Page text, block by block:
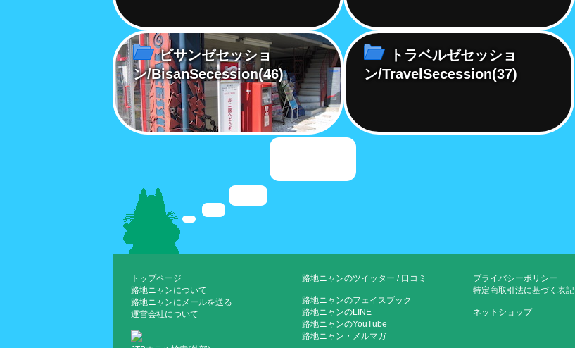
ビサンゼセッショ
ン/BisanSecession(46)
トラベルゼセッショ
ン/TravelSecession(37)
トップページ
路地ニャンについて
路地ニャンにメールを送る
運営会社について
路地ニャンのツイッター / 口コミ
路地ニャンのフェイスブック
路地ニャンのLINE
路地ニャンのYouTube
路地ニャン・メルマガ
プライバシーポリシー
特定商取引法に基づく表記
ネットショップ